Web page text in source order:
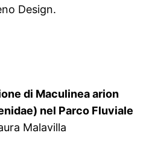
Design.
di Maculinea arion
nel Parco Fluviale
Malavilla